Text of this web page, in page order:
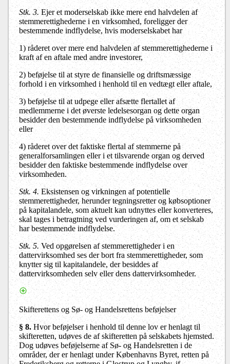
Stk. 3.Ejer et moderselskab ikke mere end halvdelen af
stemmerettighederne i en virksomhed, foreligger der
bestemmende indflydelse, hvis moderselskabet har
1) råderet over mere end halvdelen af stemmerettighederne i
kraft af en aftale med andre investorer,
2) beføjelse til at styre de finansielle og driftsmæssige
forhold i en virksomhed i henhold til en vedtægt eller aftale,
3) beføjelse til at udpege eller afsætte flertallet af
medlemmerne i det øverste ledelsesorgan og dette organ
besidder den bestemmende indflydelse på virksomheden
eller
4) råderet over det faktiske flertal af stemmerne på
generalforsamlingen eller i et tilsvarende organ og derved
besidder den faktiske bestemmende indflydelse over
virksomheden.
Stk. 4.Eksistensen og virkningen af potentielle
stemmerettigheder, herunder tegningsretter og købsoptioner
på kapitalandele, som aktuelt kan udnyttes eller konverteres,
skal tages i betragtning ved vurderingen af, om et selskab
har bestemmende indflydelse.
Stk. 5. Ved opgørelsen af stemmerettigheder i en
dattervirksomhed ses der bort fra stemmerettigheder, som
knytter sig til kapitalandele, der besiddes af
dattervirksomheden selv eller dens dattervirksomheder.
Skifterettens og Sø- og Handelsrettens beføjelser
§ 8.Hvor beføjelser i henhold til denne lov er henlagt til
skifteretten, udøves de af skifteretten på selskabets hjemsted.
Dog udøves beføjelserne af Sø- og Handelsretten i de
områder, der er henlagt under Københavns Byret, retten på